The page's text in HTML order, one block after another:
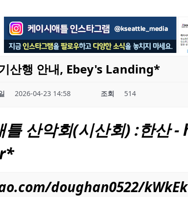
산행 안내, Ebey's Landing*
2026-04-23 14:58 조회 514
틀산악회(시산회) :한산
*
doughan0522/